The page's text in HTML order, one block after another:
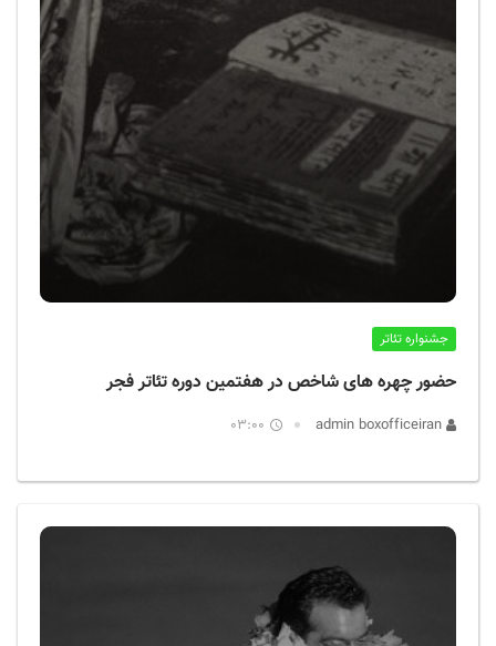
جشنواره تئاتر
حضور چهره های شاخص در هفتمین دوره تئاتر فجر
03:00